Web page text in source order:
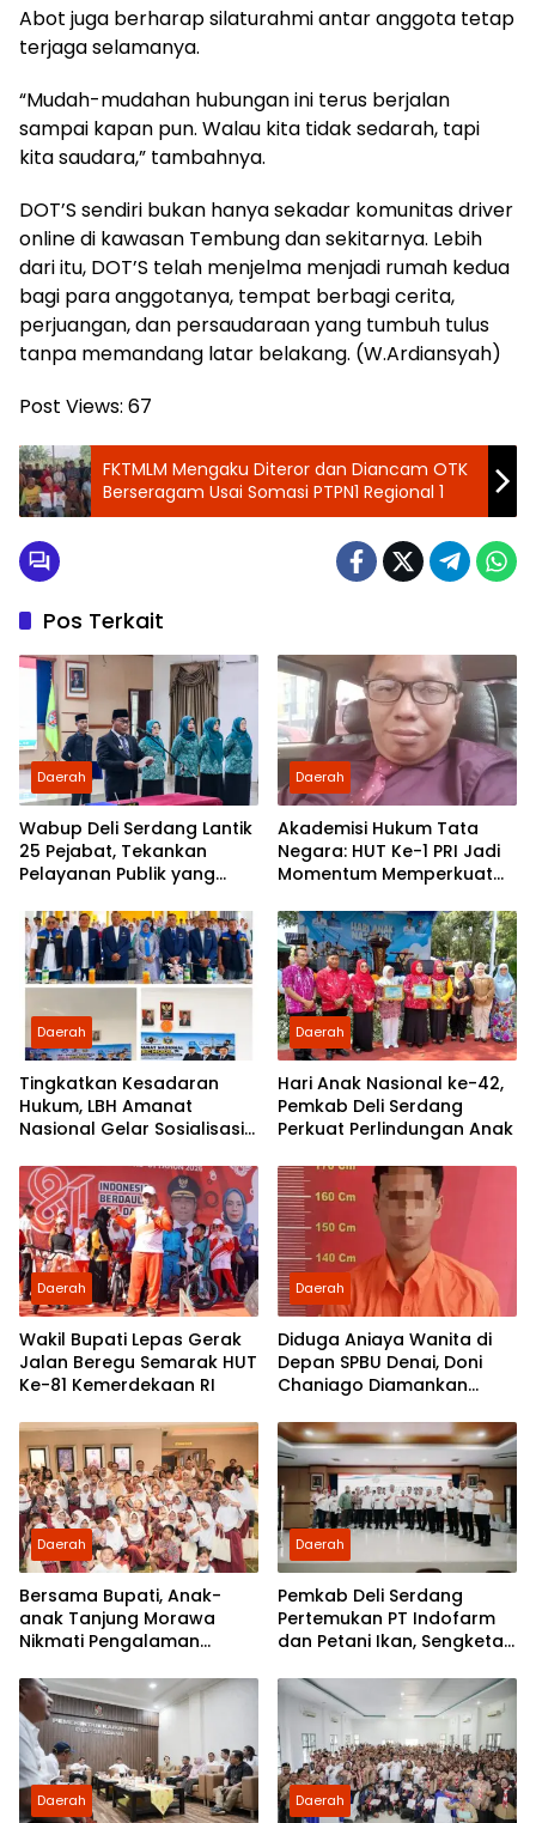
Abot juga berharap silaturahmi antar anggota tetap
terjaga selamanya.
“Mudah-mudahan hubungan ini terus berjalan
sampai kapan pun. Walau kita tidak sedarah, tapi
kita saudara,” tambahnya.
DOT’S sendiri bukan hanya sekadar komunitas driver
online di kawasan Tembung dan sekitarnya. Lebih
dari itu, DOT’S telah menjelma menjadi rumah kedua
bagi para anggotanya, tempat berbagi cerita,
perjuangan, dan persaudaraan yang tumbuh tulus
tanpa memandang latar belakang. (W.Ardiansyah)
Post Views: 67
FKTMLM Mengaku Diteror dan Diancam OTK
Berseragam Usai Somasi PTPN1 Regional 1
Pos Terkait
Daerah
Wabup Deli Serdang Lantik
25 Pejabat, Tekankan
Pelayanan Publik yang
Daerah
Akademisi Hukum Tata
Negara: HUT Ke-1 PRI Jadi
Momentum Memperkuat
Pengabdian kepada
Rakyat
Daerah
Tingkatkan Kesadaran
Hukum, LBH Amanat
Nasional Gelar Sosialisasi
Morawa
Daerah
Hari Anak Nasional ke-42,
Pemkab Deli Serdang
Perkuat Perlindungan Anak
Daerah
Wakil Bupati Lepas Gerak
Jalan Beregu Semarak HUT
Ke-81 Kemerdekaan RI
Daerah
Diduga Aniaya Wanita di
Depan SPBU Denai, Doni
Chaniago Diamankan
Daerah
Bersama Bupati, Anak-
anak Tanjung Morawa
Nikmati Pengalaman
Daerah
Pemkab Deli Serdang
Pertemukan PT Indofarm
dan Petani Ikan, Sengketa
Daerah Daerah